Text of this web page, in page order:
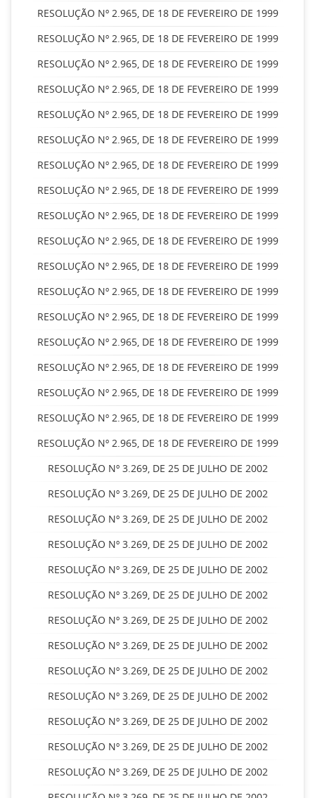
RESOLUÇÃO Nº 2.965, DE 18 DE FEVEREIRO DE 1999
RESOLUÇÃO Nº 2.965, DE 18 DE FEVEREIRO DE 1999
RESOLUÇÃO Nº 2.965, DE 18 DE FEVEREIRO DE 1999
RESOLUÇÃO Nº 2.965, DE 18 DE FEVEREIRO DE 1999
RESOLUÇÃO Nº 2.965, DE 18 DE FEVEREIRO DE 1999
RESOLUÇÃO Nº 2.965, DE 18 DE FEVEREIRO DE 1999
RESOLUÇÃO Nº 2.965, DE 18 DE FEVEREIRO DE 1999
RESOLUÇÃO Nº 2.965, DE 18 DE FEVEREIRO DE 1999
RESOLUÇÃO Nº 2.965, DE 18 DE FEVEREIRO DE 1999
RESOLUÇÃO Nº 2.965, DE 18 DE FEVEREIRO DE 1999
RESOLUÇÃO Nº 2.965, DE 18 DE FEVEREIRO DE 1999
RESOLUÇÃO Nº 2.965, DE 18 DE FEVEREIRO DE 1999
RESOLUÇÃO Nº 2.965, DE 18 DE FEVEREIRO DE 1999
RESOLUÇÃO Nº 2.965, DE 18 DE FEVEREIRO DE 1999
RESOLUÇÃO Nº 2.965, DE 18 DE FEVEREIRO DE 1999
RESOLUÇÃO Nº 2.965, DE 18 DE FEVEREIRO DE 1999
RESOLUÇÃO Nº 2.965, DE 18 DE FEVEREIRO DE 1999
RESOLUÇÃO Nº 2.965, DE 18 DE FEVEREIRO DE 1999
RESOLUÇÃO Nº 3.269, DE 25 DE JULHO DE 2002
RESOLUÇÃO Nº 3.269, DE 25 DE JULHO DE 2002
RESOLUÇÃO Nº 3.269, DE 25 DE JULHO DE 2002
RESOLUÇÃO Nº 3.269, DE 25 DE JULHO DE 2002
RESOLUÇÃO Nº 3.269, DE 25 DE JULHO DE 2002
RESOLUÇÃO Nº 3.269, DE 25 DE JULHO DE 2002
RESOLUÇÃO Nº 3.269, DE 25 DE JULHO DE 2002
RESOLUÇÃO Nº 3.269, DE 25 DE JULHO DE 2002
RESOLUÇÃO Nº 3.269, DE 25 DE JULHO DE 2002
RESOLUÇÃO Nº 3.269, DE 25 DE JULHO DE 2002
RESOLUÇÃO Nº 3.269, DE 25 DE JULHO DE 2002
RESOLUÇÃO Nº 3.269, DE 25 DE JULHO DE 2002
RESOLUÇÃO Nº 3.269, DE 25 DE JULHO DE 2002